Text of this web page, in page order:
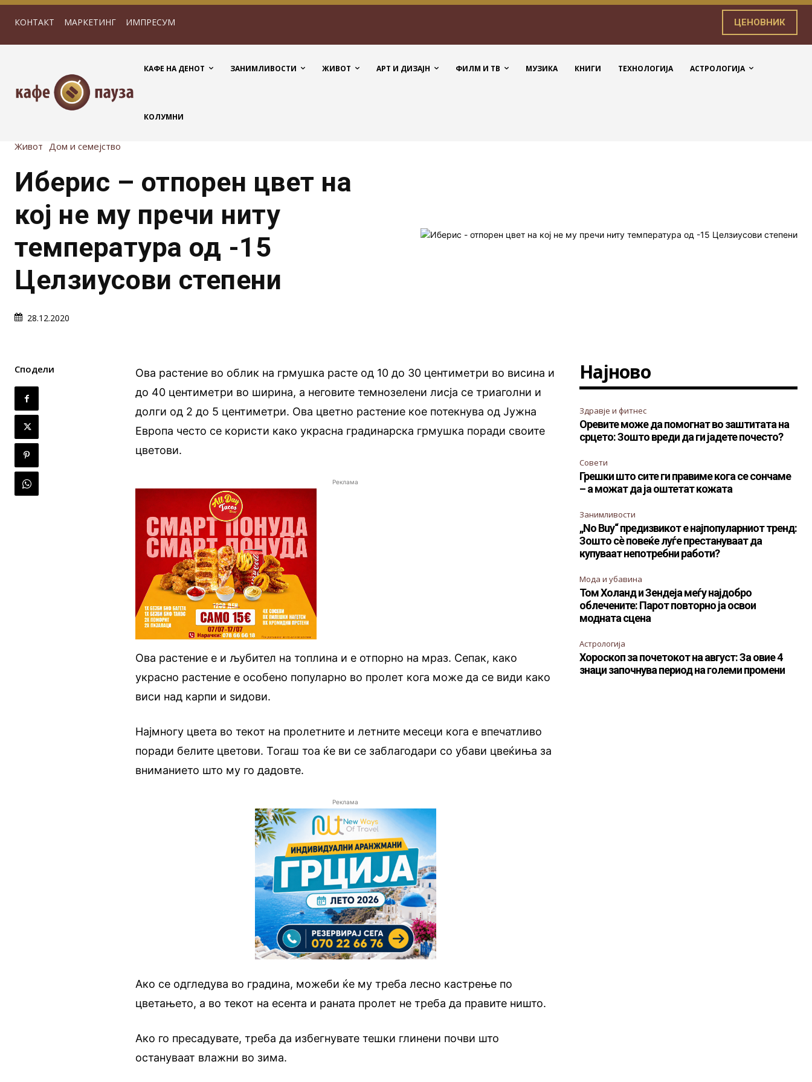
КОНТАКТ МАРКЕТИНГ ИМПРЕСУМ ЦЕНОВНИК
КАФЕ НА ДЕНОТ ЗАНИМЛИВОСТИ ЖИВОТ АРТ И ДИЗАЈН ФИЛМ И ТВ МУЗИКА КНИГИ ТЕХНОЛОГИЈА АСТРОЛОГИЈА
КОЛУМНИ
Живот Дом и семејство
Иберис – отпорен цвет на
кој не му пречи ниту
температура од -15
Целзиусови степени
28.12.2020
Сподели
Ова растение во облик на грмушка расте од 10 до 30 центиметри во висина и
до 40 центиметри во ширина, а неговите темнозелени лисја се триаголни и
долги од 2 до 5 центиметри. Ова цветно растение кое потекнува од Јужна
Европа често се користи како украсна градинарска грмушка поради своите
цветови.
Реклама
Ова растение е и љубител на топлина и е отпорно на мраз. Сепак, како
украсно растение е особено популарно во пролет кога може да се види како
виси над карпи и ѕидови.
Најмногу цвета во текот на пролетните и летните месеци кога е впечатливо
поради белите цветови. Тогаш тоа ќе ви се заблагодари со убави цвеќиња за
вниманието што му го дадовте.
Реклама
Ако се одгледува во градина, можеби ќе му треба лесно кастрење по
цветањето, а во текот на есента и раната пролет не треба да правите ништо.
Ако го пресадувате, треба да избегнувате тешки глинени почви што
остануваат влажни во зима.
Најново
Здравје и фитнес
Оревите може да помогнат во заштитата на
срцето: Зошто вреди да ги јадете почесто?
Совети
Грешки што сите ги правиме кога се сончаме
– а можат да ја оштетат кожата
Занимливости
„No Buy“ предизвикот е најпопуларниот тренд:
Зошто сè повеќе луѓе престануваат да
купуваат непотребни работи?
Мода и убавина
Том Холанд и Зендеја меѓу најдобро
облечените: Парот повторно ја освои
модната сцена
Астрологија
Хороскоп за почетокот на август: За овие 4
знаци започнува период на големи промени